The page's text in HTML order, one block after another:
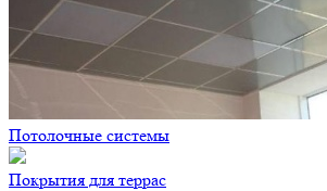
Потолочные системы
Покрытия для террас